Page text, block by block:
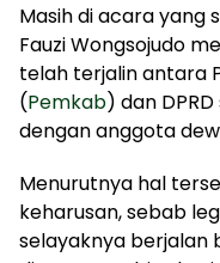
Masih di acara yang
Fauzi Wongsojudo
telah terjalin antara
(Pemkab) dan
dengan anggota
Menurutnya hal
keharusan, sebab
selayaknya berjalan